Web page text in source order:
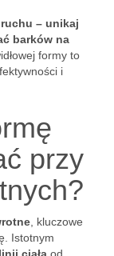
– unikaj
barków na
formy to
i
przy
, kluczowe
Istotnym